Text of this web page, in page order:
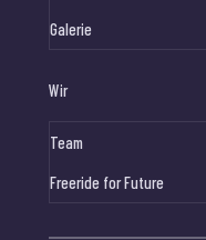
Galerie
Wir
Team
Freeride for Future